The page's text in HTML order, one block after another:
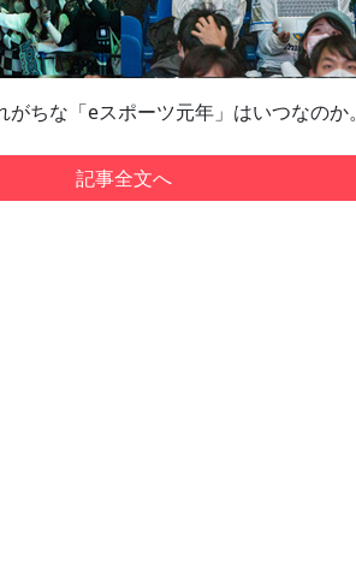
ちな「eスポーツ元年」はいつなのか。
記事全文へ